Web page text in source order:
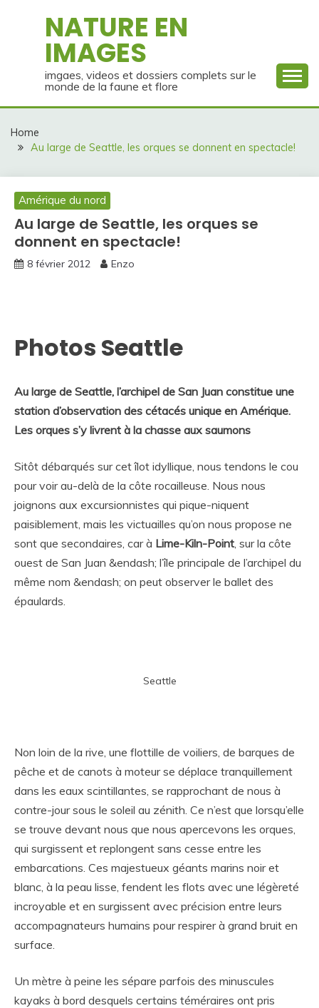
NATURE EN
IMAGES
imgaes, videos et dossiers complets sur le
monde de la faune et flore
Home
Au large de Seattle, les orques se donnent en spectacle!
Amérique du nord
Au large de Seattle, les orques se
donnent en spectacle!
8 février 2012 Enzo
Photos Seattle
Au large de Seattle, l’archipel de San Juan constitue une
station d’observation des cétacés unique en Amérique.
Les orques s’y livrent à la chasse aux saumons
Sitôt débarqués sur cet îlot idyllique, nous tendons le cou
pour voir au-delà de la côte rocailleuse. Nous nous
joignons aux excursionnistes qui pique-niquent
paisiblement, mais les victuailles qu’on nous propose ne
sont que secondaires, car à Lime-Kiln-Point, sur la côte
ouest de San Juan &endash; l’île principale de l’archipel du
même nom &endash; on peut observer le ballet des
épaulards.
Seattle
Non loin de la rive, une flottille de voiliers, de barques de
pêche et de canots à moteur se déplace tranquillement
dans les eaux scintillantes, se rapprochant de nous à
contre-jour sous le soleil au zénith. Ce n’est que lorsqu’elle
se trouve devant nous que nous apercevons les orques,
qui surgissent et replongent sans cesse entre les
embarcations. Ces majestueux géants marins noir et
blanc, à la peau lisse, fendent les flots avec une légèreté
incroyable et en surgissent avec précision entre leurs
accompagnateurs humains pour respirer à grand bruit en
surface.
Un mètre à peine les sépare parfois des minuscules
kayaks à bord desquels certains téméraires ont pris